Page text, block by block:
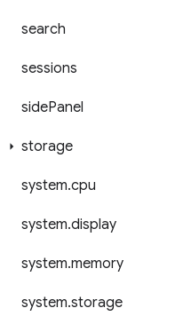
search
sessions
sidePanel
storage
system.cpu
system.display
system.memory
system.storage